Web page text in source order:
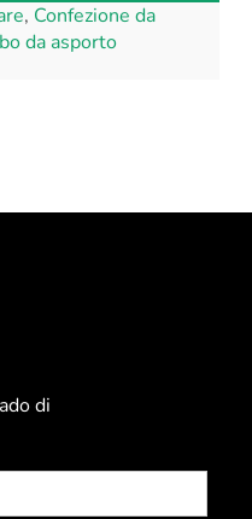
, Confezione da
da asporto
di